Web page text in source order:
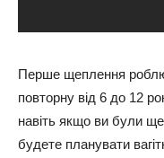
Перше щеплення роблю
повторну від 6 до 12
навіть якщо ви були
будете планувати